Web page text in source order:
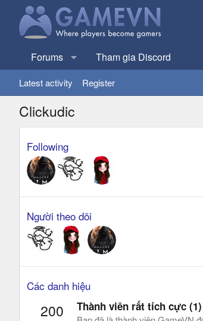
Forums Tham gia Discord
Latest activity Register
Clickudic
Following
Người theo dõi
Các danh hiệu
200 Thành viên rất tích cực (1)